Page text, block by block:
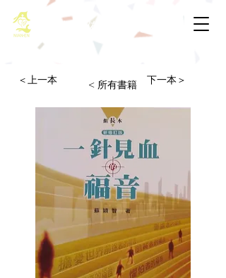
基督教佈道中心念恩堂
＜上一本 < 所有書籍 下一本＞